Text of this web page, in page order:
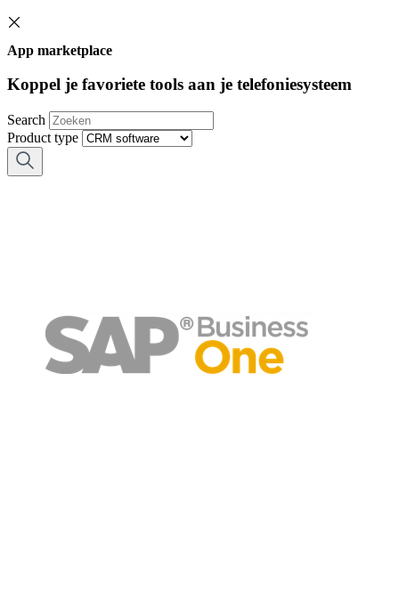
App marketplace
Koppel je favoriete tools aan je telefoniesysteem
Search
Product type